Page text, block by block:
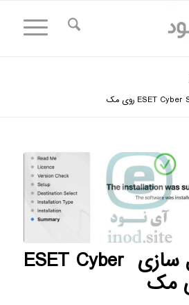
نصب و فعال سازی ESET Cyber ​​